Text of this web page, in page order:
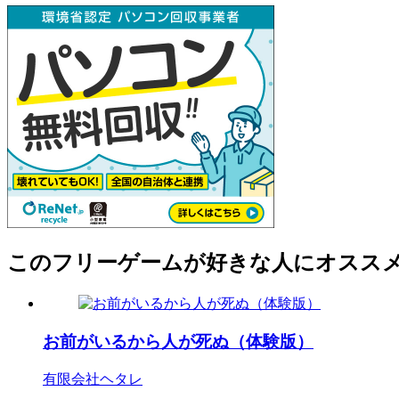
このフリーゲームが好きな人にオスス
お前がいるから人が死ぬ（体験版）
有限会社ヘタレ